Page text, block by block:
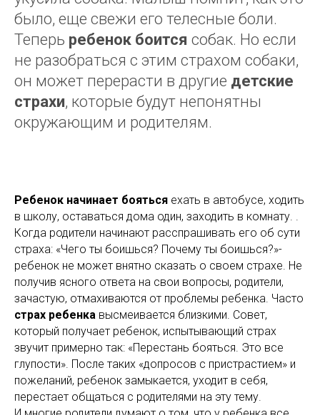
было, еще свежи его телесные боли.
Теперь ребенок боится собак. Но если
не разобраться с этим страхом собаки,
он может перерасти в другие детские
страхи, которые будут непонятны
окружающим и родителям.
Ребенок начинает бояться ехать в автобусе, ходить
в школу, оставаться дома один, заходить в комнату. .
Когда родители начинают расспрашивать его об сути
страха: «Чего ты боишься? Почему ты боишься?»-
ребенок не может внятно сказать о своем страхе. Не
получив ясного ответа на свои вопросы, родители,
зачастую, отмахиваются от проблемы ребенка. Часто
страх ребенка высмеивается близкими. Совет,
который получает ребенок, испытывающий страх
звучит примерно так: «Перестань бояться. Это все
глупости». После таких «допросов с пристрастием» и
пожеланий, ребенок замыкается, уходит в себя,
перестает общаться с родителями на эту тему.